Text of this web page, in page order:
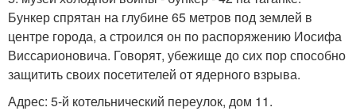
Бункер спрятан на глубине 65 метров под землей в
центре города, а строился он по распоряжению Иосифа
Виссарионовича. Говорят, убежище до сих пор способно
защитить своих посетителей от ядерного взрыва.
Адрес: 5-й котельнический переулок, дом 11.